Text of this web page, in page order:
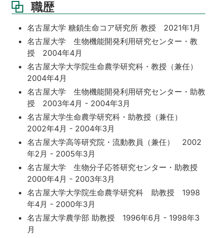
職歴
名古屋大学 糖鎖生命コア研究所 教授 2021年1月
名古屋大学 生物機能開発利用研究センター・教
授 2004年4月
名古屋大学大学院生命農学研究科・教授（兼任）
2004年4月
名古屋大学 生物機能開発利用研究センター・助教
授 2003年4月 - 2004年3月
名古屋大学生命農学研究科・助教授（兼任）
2002年4月 - 2004年3月
名古屋大学高等研究院・流動教員（兼任） 2002
年2月 - 2005年3月
名古屋大学 生物分子応答研究センター・助教授
2000年4月 - 2003年3月
名古屋大学大学院生命農学研究科 助教授 1998
年4月 - 2000年3月
名古屋大学農学部 助教授 1996年6月 - 1998年3
月